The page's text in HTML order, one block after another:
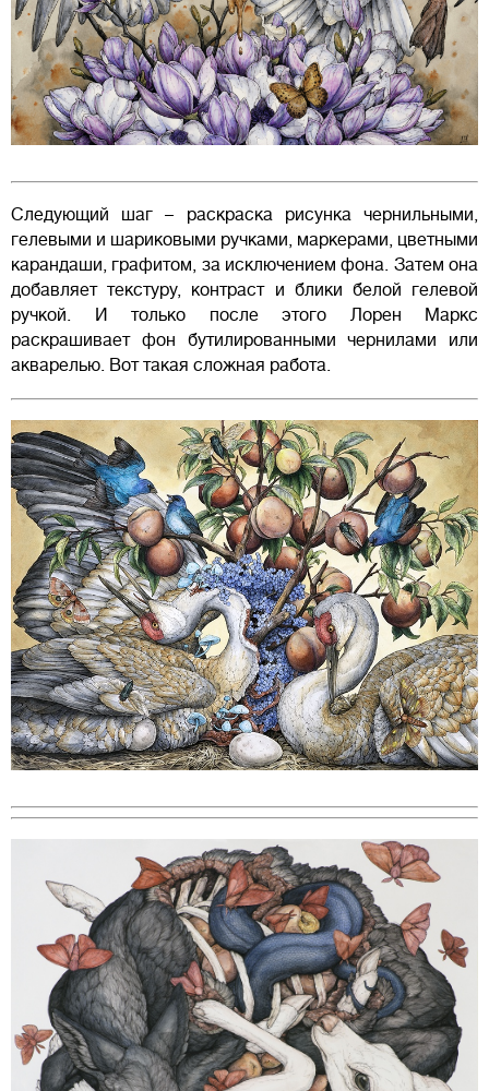
Следующий шаг – раскраска рисунка чернильными,
гелевыми и шариковыми ручками, маркерами, цветными
карандаши, графитом, за исключением фона. Затем она
добавляет текстуру, контраст и блики белой гелевой
ручкой. И только после этого Лорен Маркс
раскрашивает фон бутилированными чернилами или
акварелью. Вот такая сложная работа.